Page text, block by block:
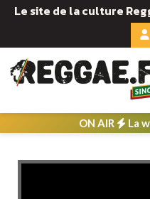
Le site de la culture
ON AIR La